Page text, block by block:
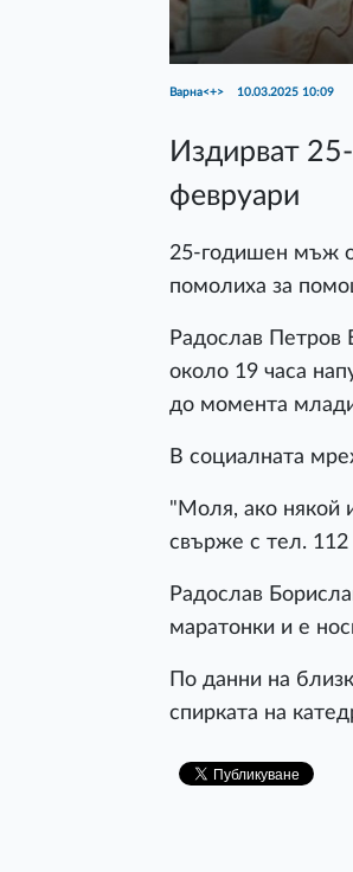
Варна<+> 10.03.2025 10:09
Издирват
февруари
25-годишен мъж
помолиха за
Радослав Петров
около 19 часа
до момента
В социалната
"Моля, ако някой
свърже с тел. 112
Радослав
маратонки и е
По данни на
спирката на